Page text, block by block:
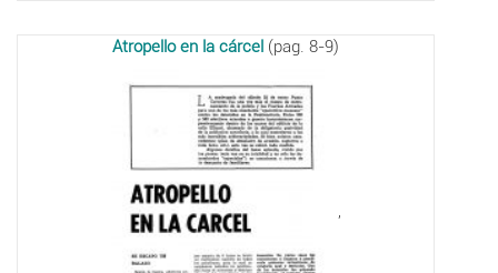
Atropello en la cárcel (pag. 8-9)
,